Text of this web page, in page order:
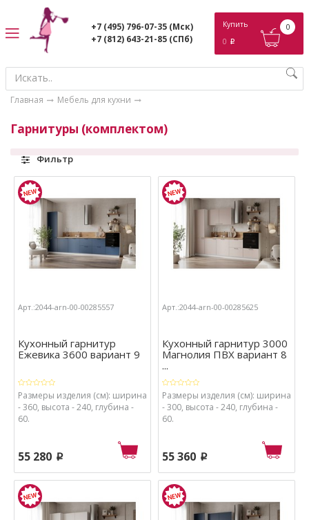
+7 (495) 796-07-35 (Мск)
+7 (812) 643-21-85 (СПб)
Купить
0 p
0
Главная Мебель для кухни
Гарнитуры (комплектом)
Фильтр
Арт.:2044-arn-00-00285557
Кухонный гарнитур
Ежевика 3600 вариант 9
Размеры изделия (см): ширина
- 360, высота - 240, глубина -
60.
55 280 p
Арт.:2044-arn-00-00285625
Кухонный гарнитур 3000
Магнолия ПВХ вариант 8
...
Размеры изделия (см): ширина
- 300, высота - 240, глубина -
60.
55 360 p